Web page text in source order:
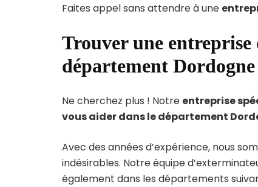
Faites appel sans attendre à une
Trouver une entreprise
département Dordogne
Ne cherchez plus ! Notre entreprise
vous aider dans le département
Avec des années d’expérience, nous
indésirables. Notre équipe
également dans les départements